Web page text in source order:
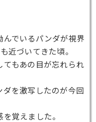
でいるパンダが視界
近づいてきた頃。
もあの目が忘れられ
を激写したのが今回
覚えました。